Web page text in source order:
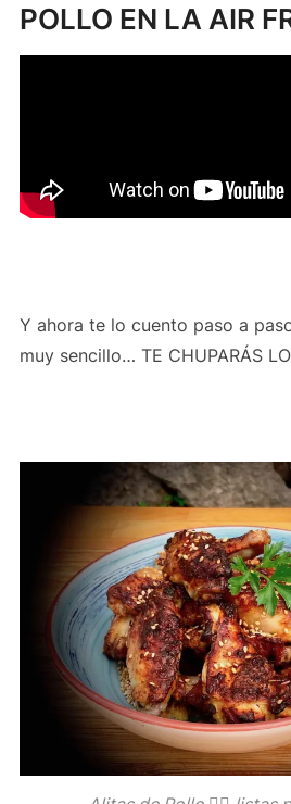
POLLO EN LA AIR
Y ahora te lo cuento paso a
muy sencillo… TE CHUPARÁS